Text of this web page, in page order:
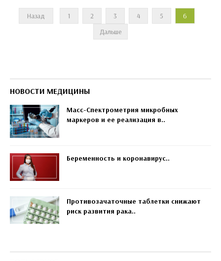
Назад 1 2 3 4 5
6
Дальше
НОВОСТИ МЕДИЦИНЫ
Масс-Спектрометрия микробных
маркеров и ее реализация в..
Беременность и коронавирус..
Противозачаточные таблетки снижают
риск развития рака..